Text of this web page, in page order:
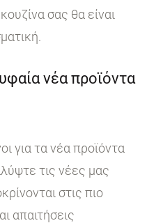
σας θα είναι
νέα προϊόντα
για τα νέα προϊόντα
τις νέες μας
στις πιο
απαιτήσεις